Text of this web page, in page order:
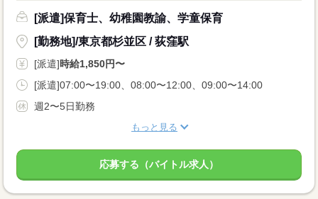
[派遣]保育士、幼稚園教諭、学童保育
[勤務地]/東京都杉並区 / 荻窪駅
[派遣]時給1,850円〜
[派遣]07:00〜19:00、08:00〜12:00、09:00〜14:00
週2〜5日勤務
もっと見る
応募する（バイトル求人）